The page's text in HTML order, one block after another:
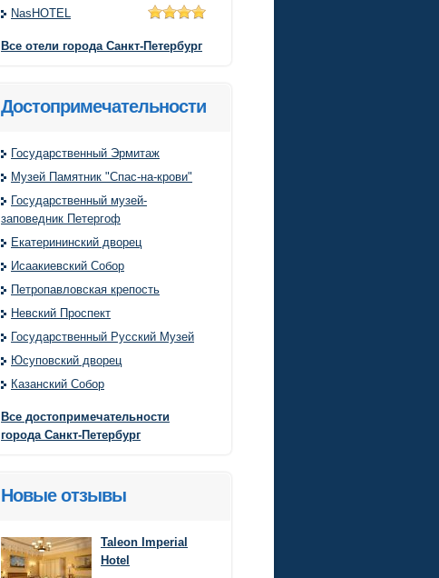
NasHOTEL
Все отели города Санкт-Петербург
Достопримечательности
Государственный Эрмитаж
Музей Памятник "Спас-на-крови"
Государственный музей-
заповедник Петергоф
Екатерининский дворец
Исаакиевский Собор
Петропавловская крeпость
Невский Проспект
Государственный Русский Музей
Юсуповский дворец
Казанский Собор
Все достопримечательности
города Санкт-Петербург
Новые отзывы
Taleon Imperial
Hotel